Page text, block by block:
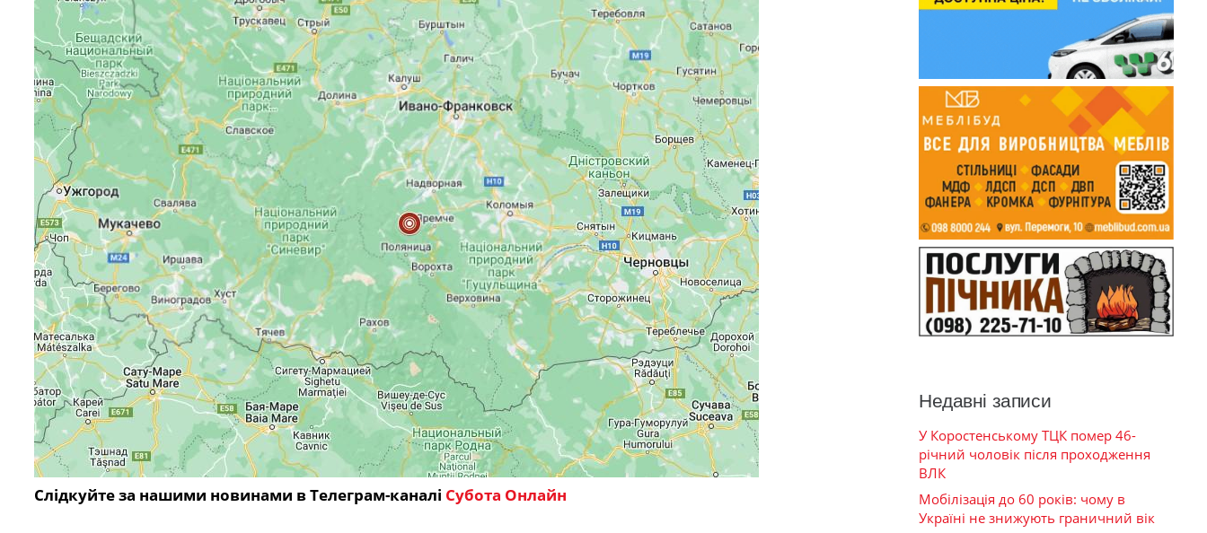
Слідкуйте за нашими новинами в Телеграм-каналі Субота Онлайн
Недавні записи
У Коростенському ТЦК помер 46-
річний чоловік після проходження
ВЛК
Мобілізація до 60 років: чому в
Україні не знижують граничний вік